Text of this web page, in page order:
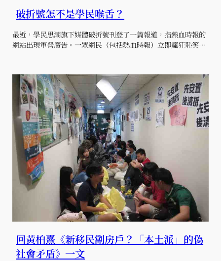
破折號怎不是學民喉舌？
最近，學民思潮旗下媒體破折號刊登了一篇報道，指熱血時報的
網站出現軍營廣告。一眾網民（包括熱血時報）立即瘋狂恥笑…
回黃柏熹《新移民劏房戶？「本土派」的偽
社會矛盾》一文